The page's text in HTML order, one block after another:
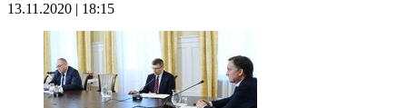
13.11.2020 | 18:15